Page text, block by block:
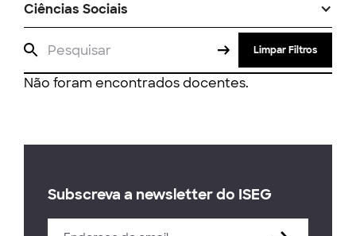
Ciências Sociais
Limpar Filtros
Não foram encontrados docentes.
Subscreva a newsletter do ISEG